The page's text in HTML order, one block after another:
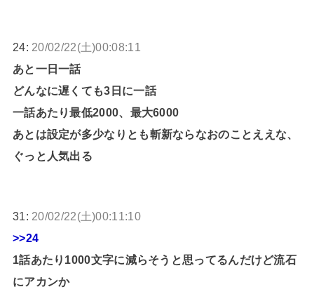
24: 20/02/22(土)00:08:11
あと一日一話
どんなに遅くても3日に一話
一話あたり最低2000、最大6000
あとは設定が多少なりとも斬新ならなおのことええな、
ぐっと人気出る
31: 20/02/22(土)00:11:10
>>24
1話あたり1000文字に減らそうと思ってるんだけど流石
にアカンか